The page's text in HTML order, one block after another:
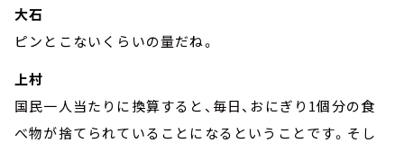
大石
ピンとこないくらいの量だね。
上村
国民一人当たりに換算すると、毎日、おにぎり1個分の食
べ物が捨てられていることになるということです。そし